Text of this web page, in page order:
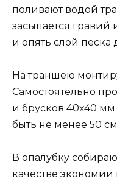
поливают водой
засыпается
и опять слой песка
На траншею
Самостоятельно
и брусков 40х40
быть не менее 50
В опалубку
качестве экономии